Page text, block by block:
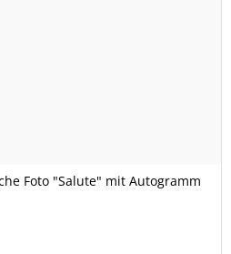
Foto "Salute" mit Autogramm